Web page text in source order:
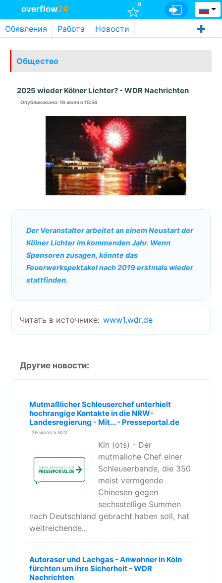
overflow24 0
Обявления Работа Новости
Общество
2025 wieder Kölner Lichter? - WDR Nachrichten
Опубликовано: 16 июля в 15:56
Der Veranstalter arbeitet an einem Neustart der
Kölner Lichter im kommenden Jahr. Wenn
Sponsoren zusagen, könnte das
Feuerwerkspektakel nach 2019 erstmals wieder
stattfinden.
Читать в источнике: www1.wdr.de
Другие новости:
Mutmaßlicher Schleuserchef unterhielt
hochrangige Kontakte in die NRW-
Landesregierung - Mit... - Presseportal.de
29 июля в 9:01
Kln (ots) - Der
mutmaliche Chef einer
Schleuserbande, die 350
meist vermgende
Chinesen gegen
sechsstellige Summen
nach Deutschland gebracht haben soll, hat
weitreichende...
Autoraser und Lachgas - Anwohner in Köln
fürchten um ihre Sicherheit - WDR
Nachrichten